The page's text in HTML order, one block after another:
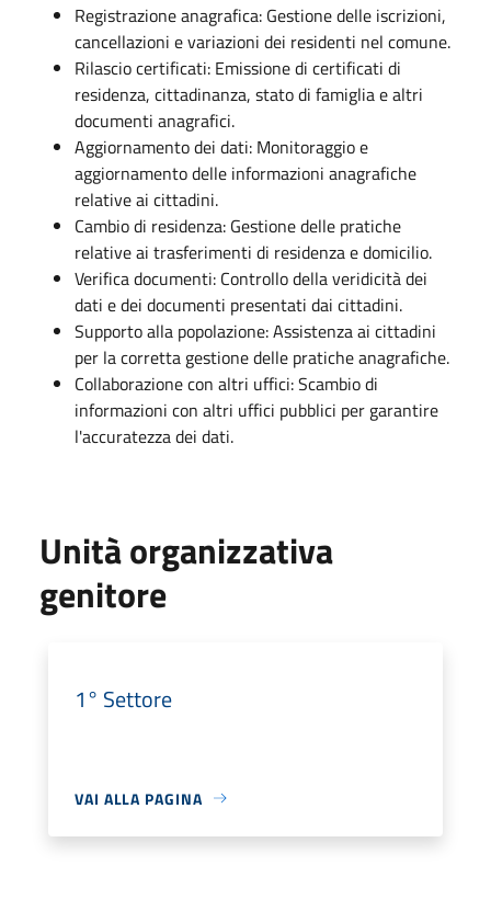
Registrazione anagrafica: Gestione delle iscrizioni,
cancellazioni e variazioni dei residenti nel comune.
Rilascio certificati: Emissione di certificati di
residenza, cittadinanza, stato di famiglia e altri
documenti anagrafici.
Aggiornamento dei dati: Monitoraggio e
aggiornamento delle informazioni anagrafiche
relative ai cittadini.
Cambio di residenza: Gestione delle pratiche
relative ai trasferimenti di residenza e domicilio.
Verifica documenti: Controllo della veridicità dei
dati e dei documenti presentati dai cittadini.
Supporto alla popolazione: Assistenza ai cittadini
per la corretta gestione delle pratiche anagrafiche.
Collaborazione con altri uffici: Scambio di
informazioni con altri uffici pubblici per garantire
l'accuratezza dei dati.
Unità organizzativa
genitore
1° Settore
VAI ALLA PAGINA